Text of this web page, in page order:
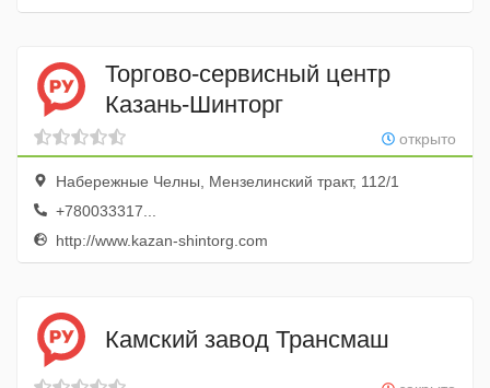
Торгово-сервисный центр
Казань-Шинторг
открыто
Набережные Челны, Мензелинский тракт, 112/1
+780033317...
http://www.kazan-shintorg.com
Камский завод Трансмаш